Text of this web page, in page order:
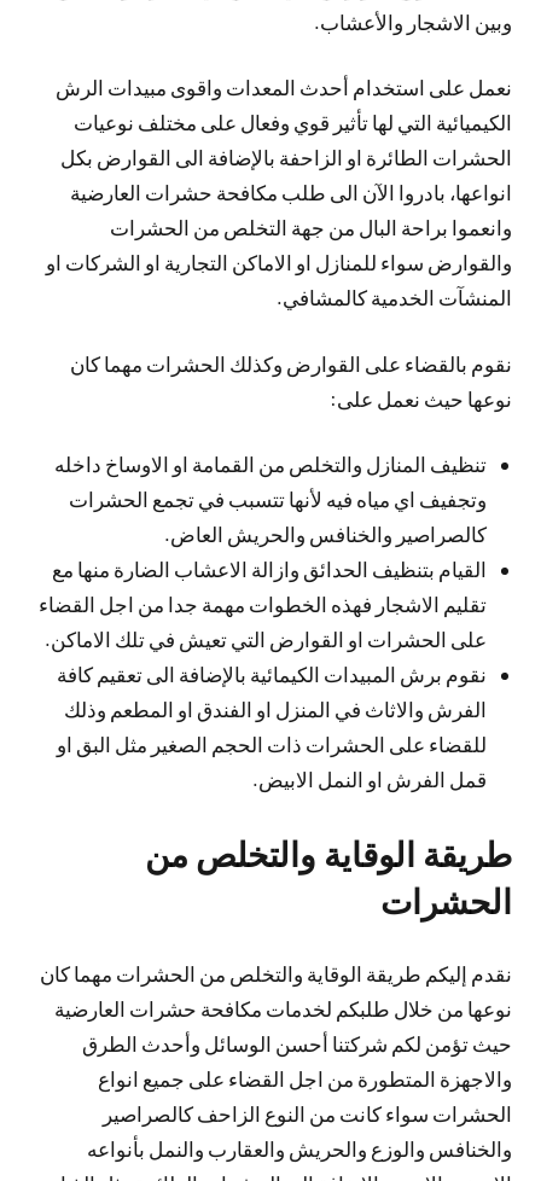
وبين الاشجار والأعشاب.
نعمل على استخدام أحدث المعدات واقوى مبيدات الرش
الكيميائية التي لها تأثير قوي وفعال على مختلف نوعيات
الحشرات الطائرة او الزاحفة بالإضافة الى القوارض بكل
انواعها، بادروا الآن الى طلب مكافحة حشرات العارضية
وانعموا براحة البال من جهة التخلص من الحشرات
والقوارض سواء للمنازل او الاماكن التجارية او الشركات او
المنشآت الخدمية كالمشافي.
نقوم بالقضاء على القوارض وكذلك الحشرات مهما كان
نوعها حيث نعمل على:
تنظيف المنازل والتخلص من القمامة او الاوساخ داخله
وتجفيف اي مياه فيه لأنها تتسبب في تجمع الحشرات
كالصراصير والخنافس والحريش العاض.
القيام بتنظيف الحدائق وازالة الاعشاب الضارة منها مع
تقليم الاشجار فهذه الخطوات مهمة جدا من اجل القضاء
على الحشرات او القوارض التي تعيش في تلك الاماكن.
نقوم برش المبيدات الكيمائية بالإضافة الى تعقيم كافة
الفرش والاثاث في المنزل او الفندق او المطعم وذلك
للقضاء على الحشرات ذات الحجم الصغير مثل البق او
قمل الفرش او النمل الابيض.
طريقة الوقاية والتخلص من
الحشرات
نقدم إليكم طريقة الوقاية والتخلص من الحشرات مهما كان
نوعها من خلال طلبكم لخدمات مكافحة حشرات العارضية
حيث تؤمن لكم شركتنا أحسن الوسائل وأحدث الطرق
والاجهزة المتطورة من اجل القضاء على جميع انواع
الحشرات سواء كانت من النوع الزاحف كالصراصير
والخنافس والوزع والحريش والعقارب والنمل بأنواعه